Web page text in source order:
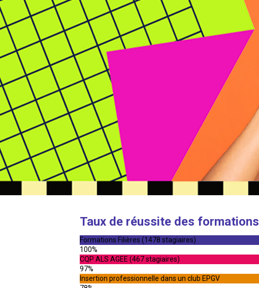
Taux de réussite des
Formations Filières (1478 stagiaires)
100%
CQP ALS AGEE (467 stagiaires)
97%
Insertion professionnelle dans un club EPGV